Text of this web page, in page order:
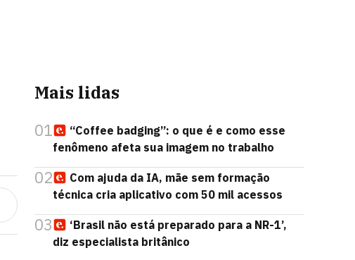
Mais lidas
01
“Coffee badging”: o que é e como esse
fenômeno afeta sua imagem no trabalho
02
Com ajuda da IA, mãe sem formação
técnica cria aplicativo com 50 mil acessos
03
‘Brasil não está preparado para a NR-1’,
diz especialista britânico